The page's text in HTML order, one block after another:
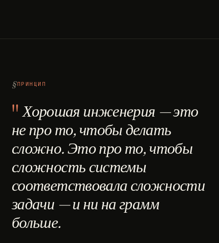
ПРИНЦИП
Хорошая инженерия — это
не про то, чтобы делать
сложно. Это про то, чтобы
сложность системы
соответствовала сложности
задачи — и ни на грамм
больше.